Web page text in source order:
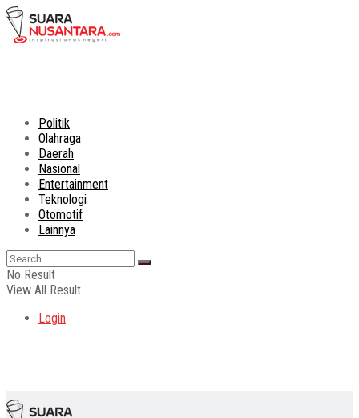
Politik
Olahraga
Daerah
Nasional
Entertainment
Teknologi
Otomotif
Lainnya
No Result
View All Result
Login